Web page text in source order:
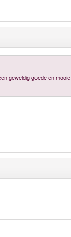
geweldig goede en